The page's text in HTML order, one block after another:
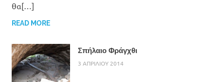
θα[…]
READ MORE
Σπήλαιο Φράγχθι
3 ΑΠΡΙΛΙΟΥ 2014